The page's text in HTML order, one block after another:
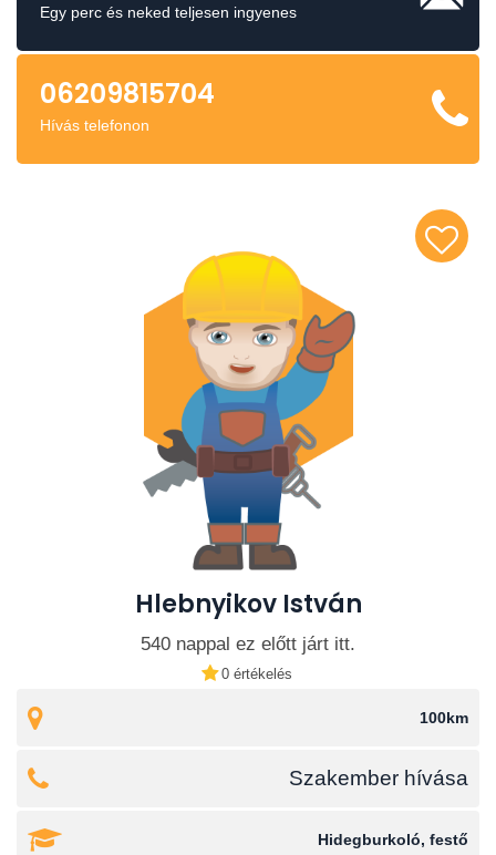
Egy perc és neked teljesen ingyenes
06209815704
Hívás telefonon
Hlebnyikov István
540 nappal ez előtt járt itt.
0 értékelés
100km
Szakember hívása
Hidegburkoló, festő